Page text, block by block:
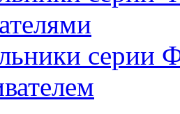
серии